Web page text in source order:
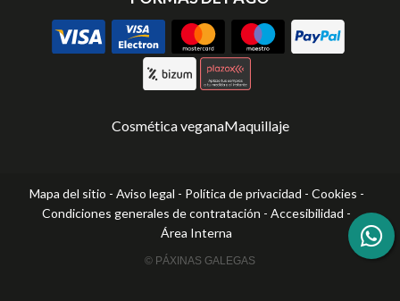
Cosmética veganaMaquillaje
Mapa del sitio - Aviso legal - Política de privacidad - Cookies -
Condiciones generales de contratación - Accesibilidad -
Área Interna
© PÁXINAS GALEGAS